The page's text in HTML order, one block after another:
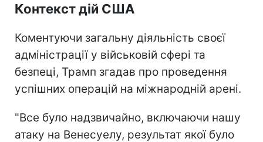
Контекст дій США
Коментуючи загальну діяльність своєї
адміністрації у військовій сфері та
безпеці, Трамп згадав про проведення
успішних операцій на міжнародній арені.
"Все було надзвичайно, включаючи нашу
атаку на Венесуелу, результат якої було